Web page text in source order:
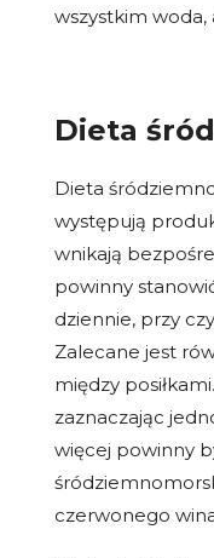
wszystkim
Dieta
Dieta
występują
wnikają
powinny
dziennie, przy
Zalecane jest
między
zaznaczając
więcej powinny
czerwonego